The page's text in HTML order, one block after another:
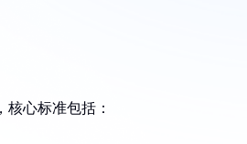
心标准包括：